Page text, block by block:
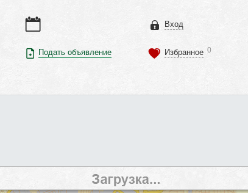
Подать объявление
Вход
Избранное 0